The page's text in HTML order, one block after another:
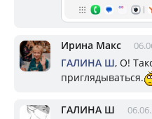
Ирина Макс
ГАЛИНА Ш, О!
приглядываться.
ГАЛИНА Ш